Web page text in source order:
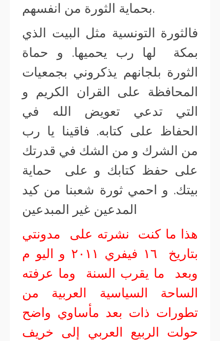
بحماية الثورة من انفسهم.
فالثورة التونسية مثل البيت الذي
بمكة لها رب يحميها. و حماة
الثورة بلجانهم يذكروني بجمعيات
المحافظة على القران الكريم و
التي تدعي تعويض الله في
الحفاظ على كتابه. فاقينا يا رب
من الشرك و من الشك في قدرتك
على حفظ كتابك و على حماية
بيتك. و احمي ثورة شعبنا من كيد
المدعين غير المبدعين
هذا ما كنت نشرته على مدونتي
بتاريخ ١٦ فيفري ٢٠١١ و اليو م
وبعد ما يقرب السنة وما عرفته
الساحة السياسية العربية من
تطورات ذات بعد مأساوي واضح
حولت الربيع العربي إلى خريف